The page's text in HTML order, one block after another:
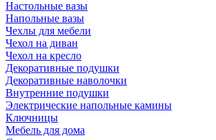
Настольные вазы
Напольные вазы
Чехлы для мебели
Чехол на диван
Чехол на кресло
Декоративные подушки
Декоративные наволочки
Внутренние подушки
Электрические напольные камины
Ключницы
Мебель для дома